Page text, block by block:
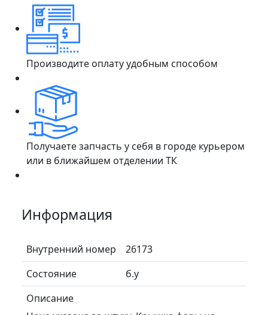
Производите оплату удобным способом
Получаете запчасть у себя в городе курьером
или в ближайшем отделении ТК
Информация
Внутренний номер
26173
Состояние
б.у
Описание